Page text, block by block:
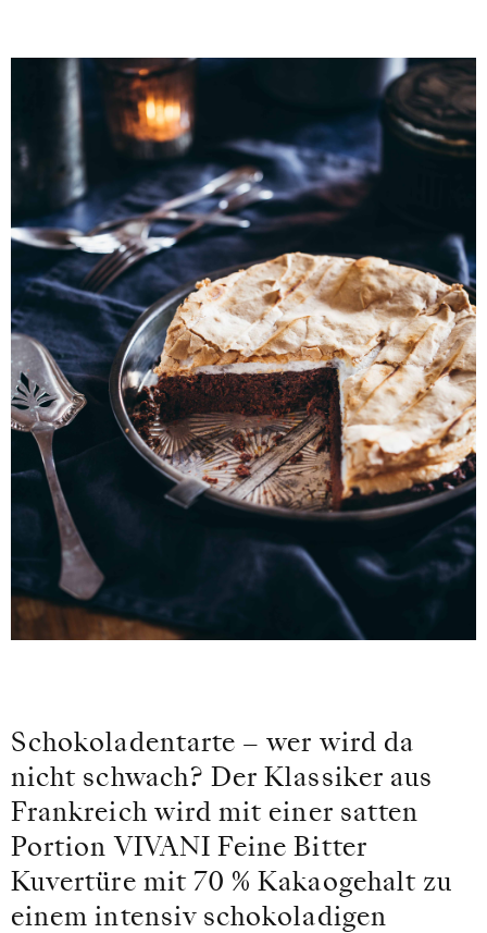
Schokoladentarte – wer wird da
nicht schwach? Der Klassiker aus
Frankreich wird mit einer satten
Portion VIVANI Feine Bitter
Kuvertüre mit 70 % Kakaogehalt zu
einem intensiv schokoladigen